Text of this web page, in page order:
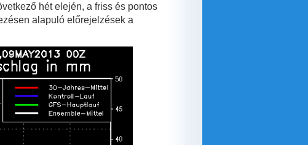
hét elején, a friss és pontos
alapuló előrejelzések a